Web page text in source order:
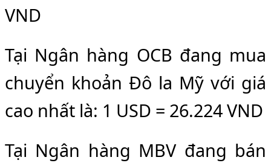
VND
Tại Ngân hàng OCB đang mua
chuyển khoản Đô la Mỹ với giá
cao nhất là: 1 USD = 26.224 VND
Tại Ngân hàng MBV đang bán